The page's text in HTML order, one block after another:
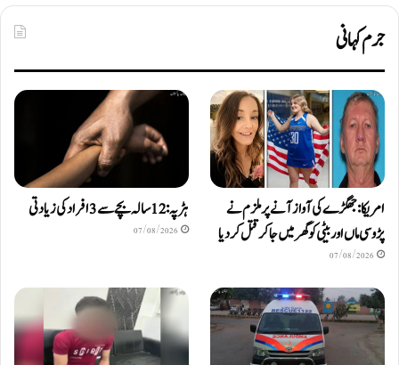
جرم کہانی
امریکا: جھگڑے کی آواز آنے پر ملزم نے
پڑوسی ماں اور بیٹی کو گھر میں جا کر قتل کر دیا
07/08/2026
ہڑپہ: 12 سالہ بچے سے 3 افراد کی زیادتی
07/08/2026